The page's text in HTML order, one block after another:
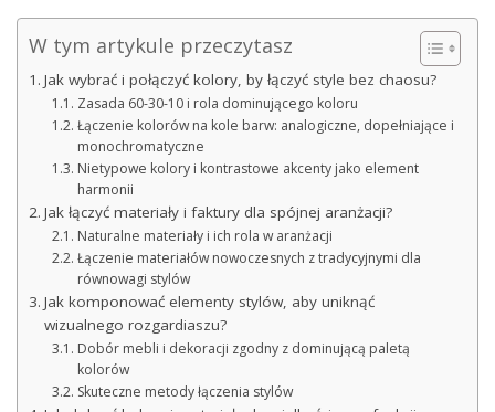
W tym artykule przeczytasz
Jak wybrać i połączyć kolory, by łączyć style bez chaosu?
Zasada 60-30-10 i rola dominującego koloru
Łączenie kolorów na kole barw: analogiczne, dopełniające i
monochromatyczne
Nietypowe kolory i kontrastowe akcenty jako element
harmonii
Jak łączyć materiały i faktury dla spójnej aranżacji?
Naturalne materiały i ich rola w aranżacji
Łączenie materiałów nowoczesnych z tradycyjnymi dla
równowagi stylów
Jak komponować elementy stylów, aby uniknąć
wizualnego rozgardiaszu?
Dobór mebli i dekoracji zgodny z dominującą paletą
kolorów
Skuteczne metody łączenia stylów